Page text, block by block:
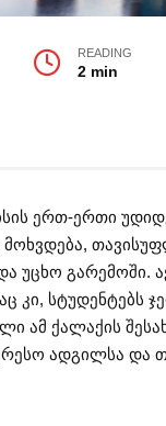
READING
2 min
ერთ-ერთი
მოხვდება,
უცხო გარემოში.
კი, სტუდენტებს
ამ ქალაქის
ადგილსა და